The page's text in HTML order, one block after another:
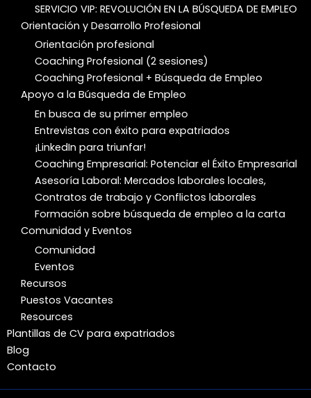
SERVICIO VIP: REVOLUCIÓN EN LA BÚSQUEDA DE EMPLEO
Orientación y Desarrollo Profesional
Orientación profesional
Coaching Profesional (2 sesiones)
Coaching Profesional + Búsqueda de Empleo
Apoyo a la Búsqueda de Empleo
En busca de su primer empleo
Entrevistas con éxito para expatriados
¡LinkedIn para triunfar!
Coaching Empresarial: Potenciar el Éxito Empresarial
Asesoría Laboral: Mercados laborales locales,
Contratos de trabajo y Conflictos laborales
Formación sobre búsqueda de empleo a la carta
Comunidad y Eventos
Comunidad
Eventos
Recursos
Puestos Vacantes
Resources
Plantillas de CV para expatriados
Blog
Contacto